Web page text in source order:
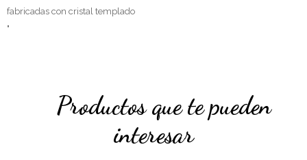
fabricadas con cristal templado
"
Productos que te pueden
interesar